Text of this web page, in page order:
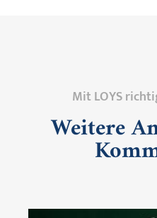
Mit LOYS
Weitere